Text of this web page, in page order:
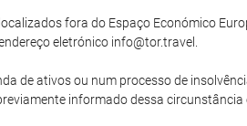
fora do Espaço Económico
eletrónico info@tor.travel.
de ativos ou num processo de
informado dessa